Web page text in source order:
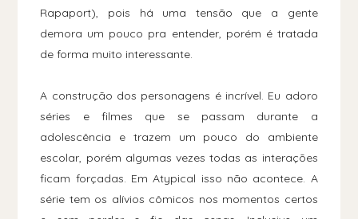
Rapaport), pois há uma tensão que a gente
demora um pouco pra entender, porém é tratada
de forma muito interessante.
A construção dos personagens é incrível. Eu adoro
séries e filmes que se passam durante a
adolescência e trazem um pouco do ambiente
escolar, porém algumas vezes todas as interações
ficam forçadas. Em Atypical isso não acontece. A
série tem os alívios cômicos nos momentos certos